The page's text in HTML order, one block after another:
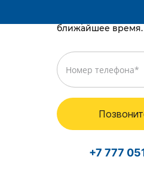
ближайшее время.
+7 777